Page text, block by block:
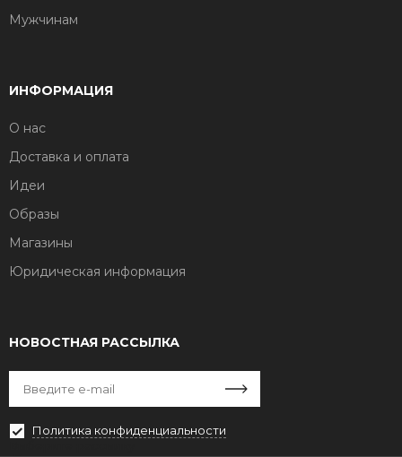
Мужчинам
ИНФОРМАЦИЯ
О нас
Доставка и оплата
Идеи
Образы
Магазины
Юридическая информация
НОВОСТНАЯ РАССЫЛКА
Политика конфиденциальности